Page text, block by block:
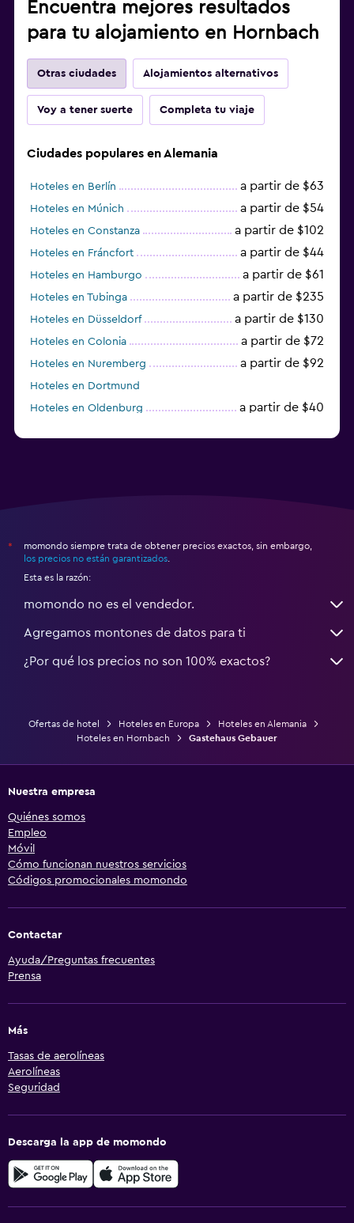
Encuentra mejores resultados
para tu alojamiento en Hornbach
Otras ciudades Alojamientos alternativos
Voy a tener suerte Completa tu viaje
Ciudades populares en Alemania
Hoteles en Berlín a partir de $63
Hoteles en Múnich a partir de $54
Hoteles en Constanza a partir de $102
Hoteles en Fráncfort a partir de $44
Hoteles en Hamburgo a partir de $61
Hoteles en Tubinga a partir de $235
Hoteles en Düsseldorf a partir de $130
Hoteles en Colonia a partir de $72
Hoteles en Nuremberg a partir de $92
Hoteles en Dortmund
Hoteles en Oldenburg
a partir de $40
*
momondo siempre trata de obtener precios exactos, sin embargo,
los precios no están garantizados
Esta es la razón:
momondo no es el vendedor.
Agregamos montones de datos para ti
¿Por qué los precios no son 100% exactos?
Ofertas de hotel Hoteles en Europa
Hoteles en Alemania
Hoteles en Hornbach
Gastehaus Gebauer
Nuestra empresa
Quiénes somos
Empleo
Móvil
Cómo funcionan nuestros servicios
Códigos promocionales momondo
Contactar
Ayuda/Preguntas frecuentes
Prensa
Más
Tasas de aerolíneas
Aerolíneas
Seguridad
Descarga la app de momondo